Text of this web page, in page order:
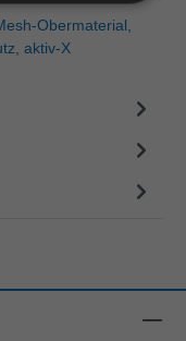
Obermaterial,
aktiv-X